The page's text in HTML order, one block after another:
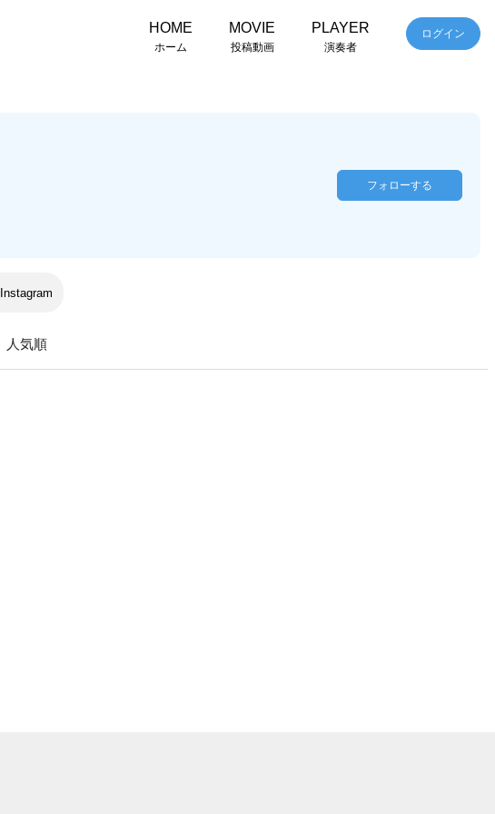
HOME
ホーム
MOVIE
投稿動画
PLAYER
演奏者
ログイン
フォローする
Instagram
人気順